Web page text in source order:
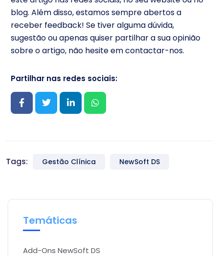
blog. Além disso, estamos sempre abertos a
receber feedback! Se tiver alguma dúvida,
sugestão ou apenas quiser partilhar a sua opinião
sobre o artigo, não hesite em contactar-nos.
Partilhar nas redes sociais:
Tags: Gestão Clínica NewSoft DS
Temáticas
Add-Ons NewSoft DS